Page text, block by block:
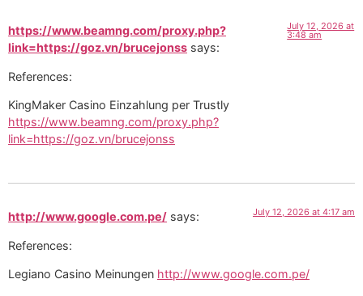
https://www.beamng.com/proxy.php?
link=https://goz.vn/brucejonss says:
July 12, 2026 at
3:48 am
References:
KingMaker Casino Einzahlung per Trustly
https://www.beamng.com/proxy.php?
link=https://goz.vn/brucejonss
http://www.google.com.pe/ says: July 12, 2026 at 4:17 am
References:
Legiano Casino Meinungen http://www.google.com.pe/